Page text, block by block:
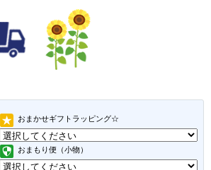
おまかせギフトラッピング☆
おまもり便（小物）